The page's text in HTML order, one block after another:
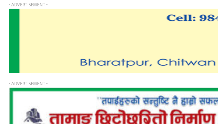
- ADVERTISEMENT -
- ADVERTISEMENT -